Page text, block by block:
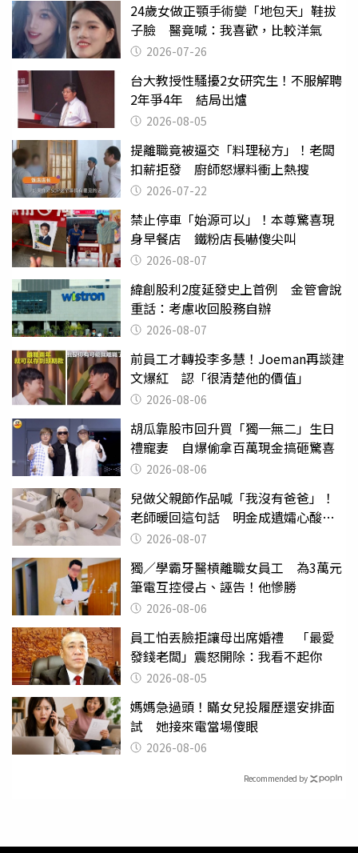
24歲女做正顎手術變「地包天」鞋拔
子臉 醫竟喊：我喜歡，比較洋氣
2026-07-26
台大教授性騷擾2女研究生！不服解聘
2年爭4年 結局出爐
2026-08-05
提離職竟被逼交「料理秘方」！老闆
扣薪拒發 廚師怒爆料衝上熱搜
2026-07-22
禁止停車「始源可以」！本尊驚喜現
身早餐店 鐵粉店長嚇傻尖叫
2026-08-07
緯創股利2度延發史上首例 金管會說
重話：考慮收回股務自辦
2026-08-07
前員工才轉投李多慧！Joeman再談建
文爆紅 認「很清楚他的價值」
2026-08-06
胡瓜靠股市回升買「獨一無二」生日
禮寵妻 自爆偷拿百萬現金搞砸驚喜
2026-08-06
兒做父親節作品喊「我沒有爸爸」！
老師暖回這句話 明金成遺孀心酸惹
淚 2026-08-07
獨／學霸牙醫槓離職女員工 為3萬元
筆電互控侵占、誣告！他慘勝
2026-08-06
員工怕丟臉拒讓母出席婚禮 「最愛
發錢老闆」震怒開除：我看不起你
2026-08-05
媽媽急過頭！瞞女兒投履歷還安排面
試 她接來電當場傻眼
2026-08-06
Recommended by